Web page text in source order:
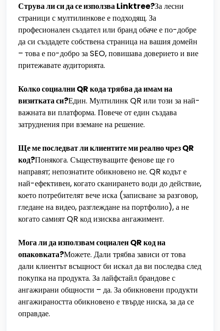
Струва ли си да се използва Linktree?За лесни
страници с мултилинкове е подходящ. За
професионален създател или бранд обаче е по-добре
да си създадете собствена страница на вашия домейн
– това е по-добро за SEO, повишава доверието и вие
притежавате аудиторията.
Колко социални QR кода трябва да имам на
визитката си?Един. Мултилинк QR или този за най-
важната ви платформа. Повече от един създава
затруднения при вземане на решение.
Ще ме последват ли клиентите ми реално чрез QR
код?Понякога. Съществуващите фенове ще го
направят; непознатите обикновено не. QR кодът е
най-ефективен, когато сканирането води до действие,
което потребителят вече иска (записване за разговор,
гледане на видео, разглеждане на портфолио), а не
когато самият QR код изисква ангажимент.
Мога ли да използвам социален QR код на
опаковката?Можете. Дали трябва зависи от това
дали клиентът всъщност би искал да ви последва след
покупка на продукта. За лайфстайл брандове с
ангажирани общности – да. За обикновени продукти
ангажираността обикновено е твърде ниска, за да се
оправдае.